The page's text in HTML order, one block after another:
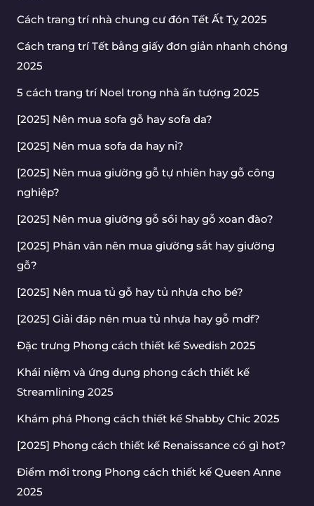
Cách trang trí nhà chung cư đón Tết Ất Tỵ 2025
Cách trang trí Tết bằng giấy đơn giản nhanh chóng
2025
5 cách trang trí Noel trong nhà ấn tượng 2025
[2025] Nên mua sofa gỗ hay sofa da?
[2025] Nên mua sofa da hay nỉ?
[2025] Nên mua giường gỗ tự nhiên hay gỗ công
nghiệp?
[2025] Nên mua giường gỗ sồi hay gỗ xoan đào?
[2025] Phân vân nên mua giường sắt hay giường
gỗ?
[2025] Nên mua tủ gỗ hay tủ nhựa cho bé?
[2025] Giải đáp nên mua tủ nhựa hay gỗ mdf?
Đặc trưng Phong cách thiết kế Swedish 2025
Khái niệm và ứng dụng phong cách thiết kế
Streamlining 2025
Khám phá Phong cách thiết kế Shabby Chic 2025
[2025] Phong cách thiết kế Renaissance có gì hot?
Điểm mới trong Phong cách thiết kế Queen Anne
2025